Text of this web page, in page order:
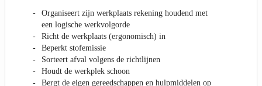
Organiseert zijn werkplaats rekening houdend met
een logische werkvolgorde
Richt de werkplaats (ergonomisch) in
Beperkt stofemissie
Sorteert afval volgens de richtlijnen
Houdt de werkplek schoon
Bergt de eigen gereedschappen en hulpmiddelen op